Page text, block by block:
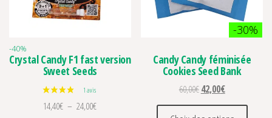
-40%
Crystal Candy F1 fast version
Sweet Seeds
14,40€ – 24,00€Plage de prix : 14,40€ à 24,00€
-30%
Candy Candy féminisée
Cookies Seed Bank
60,00€ Le prix initial était :
42,00€Le prix actuel
Ce